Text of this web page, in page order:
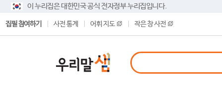
이 누리집은 대한민국 공식 전자정부 누리집입니다.
집필 참여하기 사전 통계 어휘 지도 작은 창 사전